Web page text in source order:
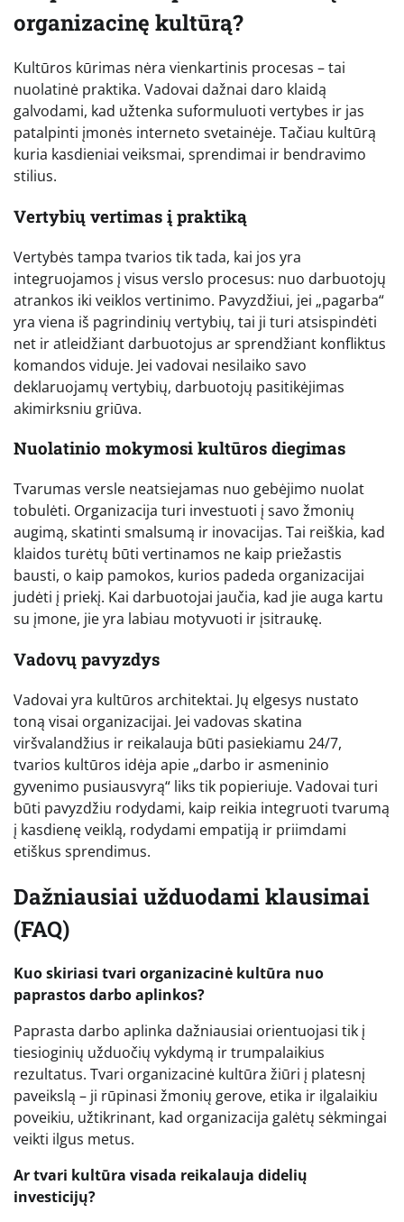
organizacinę kultūrą?
Kultūros kūrimas nėra vienkartinis procesas – tai
nuolatinė praktika. Vadovai dažnai daro klaidą
galvodami, kad užtenka suformuluoti vertybes ir jas
patalpinti įmonės interneto svetainėje. Tačiau kultūrą
kuria kasdieniai veiksmai, sprendimai ir bendravimo
stilius.
Vertybių vertimas į praktiką
Vertybės tampa tvarios tik tada, kai jos yra
integruojamos į visus verslo procesus: nuo darbuotojų
atrankos iki veiklos vertinimo. Pavyzdžiui, jei „pagarba“
yra viena iš pagrindinių vertybių, tai ji turi atsispindėti
net ir atleidžiant darbuotojus ar sprendžiant konfliktus
komandos viduje. Jei vadovai nesilaiko savo
deklaruojamų vertybių, darbuotojų pasitikėjimas
akimirksniu griūva.
Nuolatinio mokymosi kultūros diegimas
Tvarumas versle neatsiejamas nuo gebėjimo nuolat
tobulėti. Organizacija turi investuoti į savo žmonių
augimą, skatinti smalsumą ir inovacijas. Tai reiškia, kad
klaidos turėtų būti vertinamos ne kaip priežastis
bausti, o kaip pamokos, kurios padeda organizacijai
judėti į priekį. Kai darbuotojai jaučia, kad jie auga kartu
su įmone, jie yra labiau motyvuoti ir įsitraukę.
Vadovų pavyzdys
Vadovai yra kultūros architektai. Jų elgesys nustato
toną visai organizacijai. Jei vadovas skatina
viršvalandžius ir reikalauja būti pasiekiamu 24/7,
tvarios kultūros idėja apie „darbo ir asmeninio
gyvenimo pusiausvyrą“ liks tik popieriuje. Vadovai turi
būti pavyzdžiu rodydami, kaip reikia integruoti tvarumą
į kasdienę veiklą, rodydami empatiją ir priimdami
etiškus sprendimus.
Dažniausiai užduodami klausimai
(FAQ)
Kuo skiriasi tvari organizacinė kultūra nuo
paprastos darbo aplinkos?
Paprasta darbo aplinka dažniausiai orientuojasi tik į
tiesioginių užduočių vykdymą ir trumpalaikius
rezultatus. Tvari organizacinė kultūra žiūri į platesnį
paveikslą – ji rūpinasi žmonių gerove, etika ir ilgalaikiu
poveikiu, užtikrinant, kad organizacija galėtų sėkmingai
veikti ilgus metus.
Ar tvari kultūra visada reikalauja didelių
investicijų?